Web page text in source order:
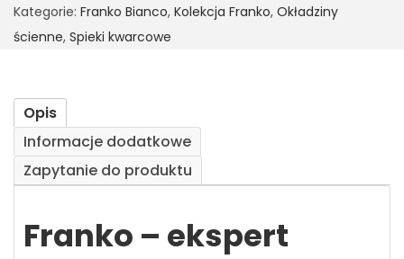
Kategorie: Franko Bianco, Kolekcja Franko, Okładziny
ścienne, Spieki kwarcowe
Opis
Informacje dodatkowe
Zapytanie do produktu
Franko – ekspert